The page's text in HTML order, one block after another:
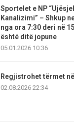
Sportelet e NP
Kanalizimi” – Shkup
nga ora 7:30 deri në
është ditë jopune
05.01.2026 10:36
Regjistrohet tërmet
02.08.2026 22:34